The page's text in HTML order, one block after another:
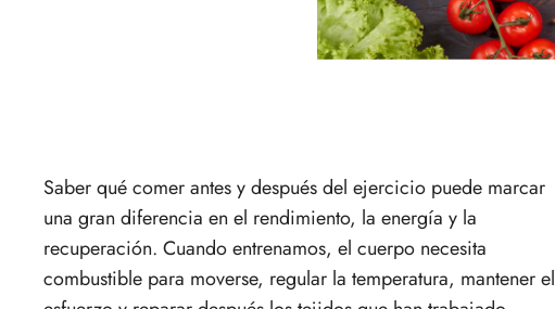
Saber qué comer antes y después del ejercicio puede marcar
una gran diferencia en el rendimiento, la energía y la
recuperación. Cuando entrenamos, el cuerpo necesita
combustible para moverse, regular la temperatura, mantener el